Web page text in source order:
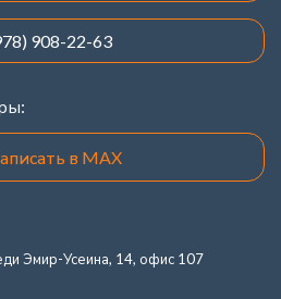
908-22-63
в MAX
Эмир-Усеина, 14, офис 107